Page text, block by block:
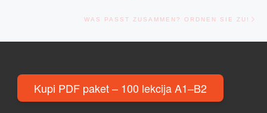
WAS PASST ZUSAMMEN? ORDNEN SIE ZU!
Kupi PDF paket – 100 lekcija A1–B2